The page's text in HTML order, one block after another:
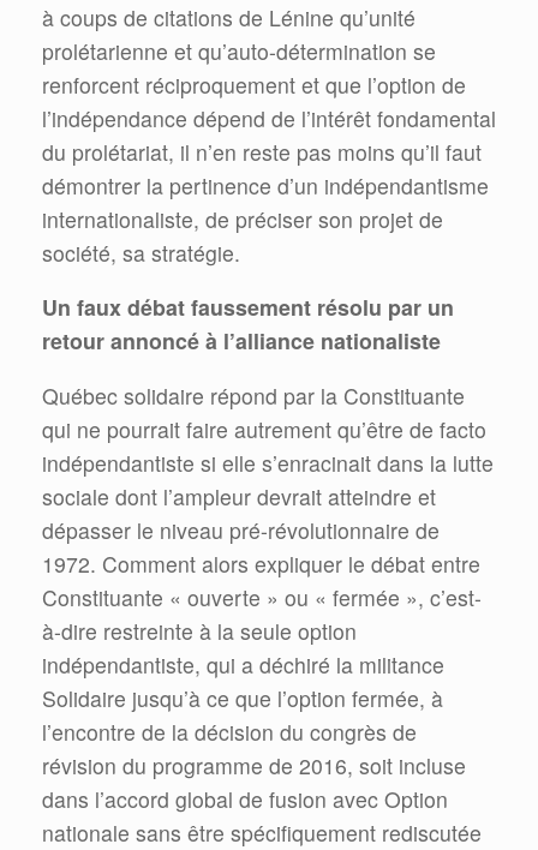
à coups de citations de Lénine qu’unité
prolétarienne et qu’auto-détermination se
renforcent réciproquement et que l’option de
l’indépendance dépend de l’intérêt fondamental
du prolétariat, il n’en reste pas moins qu’il faut
démontrer la pertinence d’un indépendantisme
internationaliste, de préciser son projet de
société, sa stratégie.
Un faux débat faussement résolu par un
retour annoncé à l’alliance nationaliste
Québec solidaire répond par la Constituante
qui ne pourrait faire autrement qu’être de facto
indépendantiste si elle s’enracinait dans la lutte
sociale dont l’ampleur devrait atteindre et
dépasser le niveau pré-révolutionnaire de
1972. Comment alors expliquer le débat entre
Constituante « ouverte » ou « fermée », c’est-
à-dire restreinte à la seule option
indépendantiste, qui a déchiré la militance
Solidaire jusqu’à ce que l’option fermée, à
l’encontre de la décision du congrès de
révision du programme de 2016, soit incluse
dans l’accord global de fusion avec Option
nationale sans être spécifiquement rediscutée